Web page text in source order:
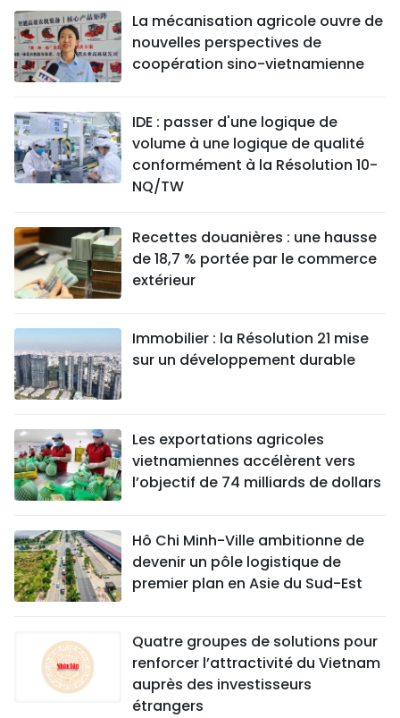
La mécanisation agricole ouvre de
nouvelles perspectives de
coopération sino-vietnamienne
IDE : passer d'une logique de
volume à une logique de qualité
conformément à la Résolution 10-
NQ/TW
Recettes douanières : une hausse
de 18,7 % portée par le commerce
extérieur
Immobilier : la Résolution 21 mise
sur un développement durable
Les exportations agricoles
vietnamiennes accélèrent vers
l’objectif de 74 milliards de dollars
Hô Chi Minh-Ville ambitionne de
devenir un pôle logistique de
premier plan en Asie du Sud-Est
Quatre groupes de solutions pour
renforcer l’attractivité du Vietnam
auprès des investisseurs
étrangers